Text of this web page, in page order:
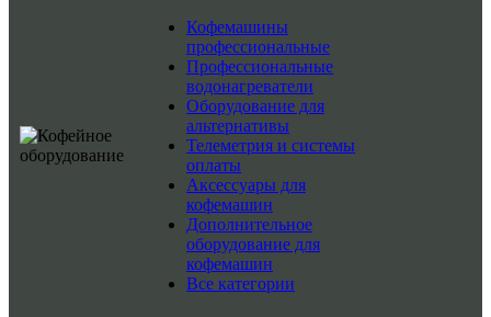
Кофемашины
профессиональные
Профессиональные
водонагреватели
Оборудование для
альтернативы
Телеметрия и системы
оплаты
Аксессуары для
кофемашин
Дополнительное
оборудование для
кофемашин
Все категории